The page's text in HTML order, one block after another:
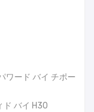
ワード バイ チポー
バイ H30